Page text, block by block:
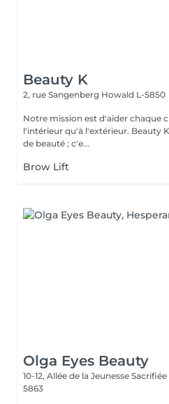
Beauty K
2, rue Sangenberg Howald L-5850
Notre mission est d'aider chaque
l'intérieur qu'à l'extérieur. Beauty
de beauté ; c'e...
Brow Lift
Olga Eyes Beauty
10-12, Allée de la Jeunesse Sacrifiée
5863